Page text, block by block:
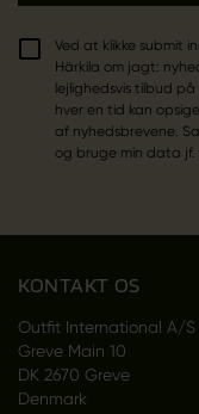
Ved at klikke submit
Härkila om jagt:
lejlighedsvis tilbud
hver en tid kan
af nyhedsbrevene.
og bruge min data jf.
KONTAKT OS
Outfit International A/S
Greve Main 10
DK 2670 Greve
Denmark